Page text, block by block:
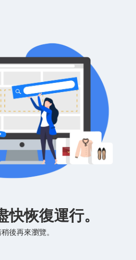
快恢復運行。
後再來瀏覽。